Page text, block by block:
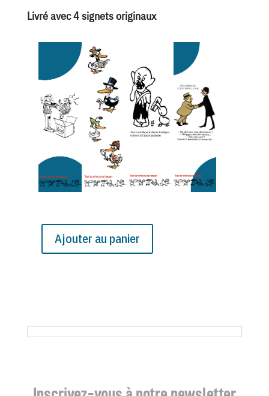
Livré avec 4 signets originaux
quantité
Canard
brochée
Ajouter au panier